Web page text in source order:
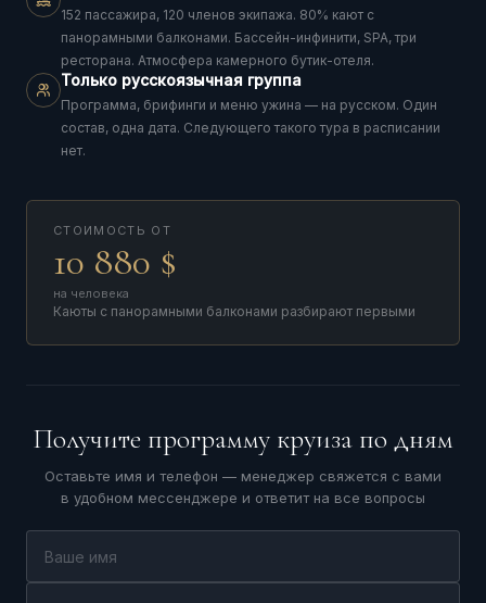
152 пассажира, 120 членов экипажа. 80% кают с
панорамными балконами. Бассейн-инфинити, SPA, три
ресторана. Атмосфера камерного бутик-отеля.
Только русскоязычная группа
Программа, брифинги и меню ужина — на русском. Один
состав, одна дата. Следующего такого тура в расписании
нет.
СТОИМОСТЬ ОТ
10 880 $
на человека
Каюты с панорамными балконами разбирают первыми
Получите программу круиза по дням
Оставьте имя и телефон — менеджер свяжется с вами
в удобном мессенджере и ответит на все вопросы